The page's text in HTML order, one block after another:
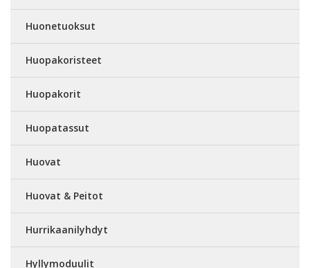
Huonetuoksut
Huopakoristeet
Huopakorit
Huopatassut
Huovat
Huovat & Peitot
Hurrikaanilyhdyt
Hyllymoduulit